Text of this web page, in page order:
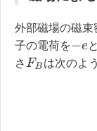
外部磁場の磁束
子の電荷を−e
さ FB は次のよ